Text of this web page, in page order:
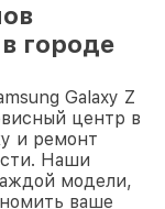
городе
Galaxy Z
центр в
и ремонт
Наши
модели,
ваше